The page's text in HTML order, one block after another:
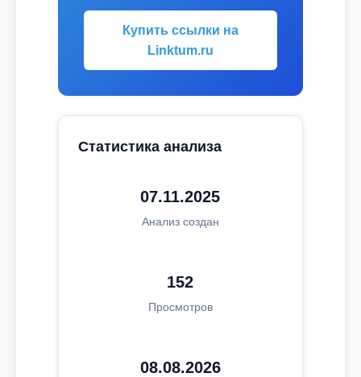
Купить ссылки на
Linktum.ru
Статистика анализа
07.11.2025
Анализ создан
152
Просмотров
08.08.2026